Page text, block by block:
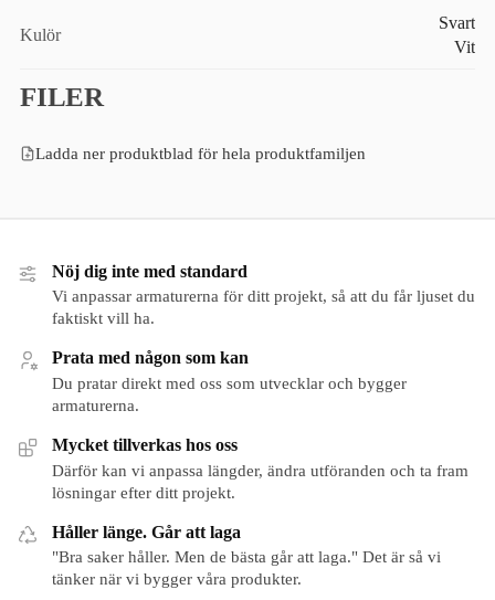
Kulör
Svart
Vit
FILER
Ladda ner produktblad för hela produktfamiljen
Nöj dig inte med standard
Vi anpassar armaturerna för ditt projekt, så att du får ljuset du
faktiskt vill ha.
Prata med någon som kan
Du pratar direkt med oss som utvecklar och bygger
armaturerna.
Mycket tillverkas hos oss
Därför kan vi anpassa längder, ändra utföranden och ta fram
lösningar efter ditt projekt.
Håller länge. Går att laga
"Bra saker håller. Men de bästa går att laga." Det är så vi
tänker när vi bygger våra produkter.